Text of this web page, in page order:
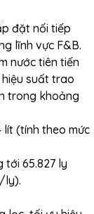
đặt nối tiếp
lĩnh vực F&B.
nước tiên tiến
suất trao
trong khoảng
lít (tính theo mức
tới 65.827 ly
ly).